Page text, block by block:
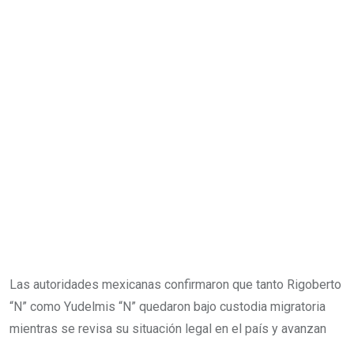
Las autoridades mexicanas confirmaron que tanto Rigoberto
“N” como Yudelmis “N” quedaron bajo custodia migratoria
mientras se revisa su situación legal en el país y avanzan